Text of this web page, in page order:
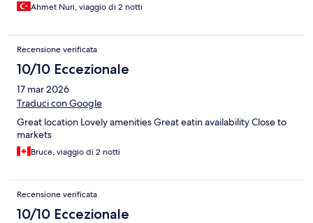
Ahmet Nuri, viaggio di 2 notti
Recensione verificata
10/10 Eccezionale
17 mar 2026
Traduci con Google
Great location Lovely amenities Great eatin availability Close to
markets
Bruce, viaggio di 2 notti
Recensione verificata
10/10 Eccezionale